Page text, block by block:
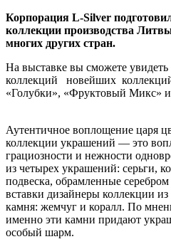
Корпорация L-Silver
коллекции производства
многих других стран.
На выставке вы сможете
коллекций новейших
«Голубки», «Фруктовый Микс» и
Аутентичное воплощение царя
коллекции украшений — это
грациозности и нежности
из четырех украшений: серьги,
подвеска, обрамленные
вставки дизайнеры коллекции
камня: жемчуг и коралл. По
именно эти камни придают
особый шарм.